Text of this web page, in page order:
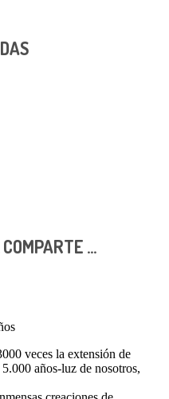
...